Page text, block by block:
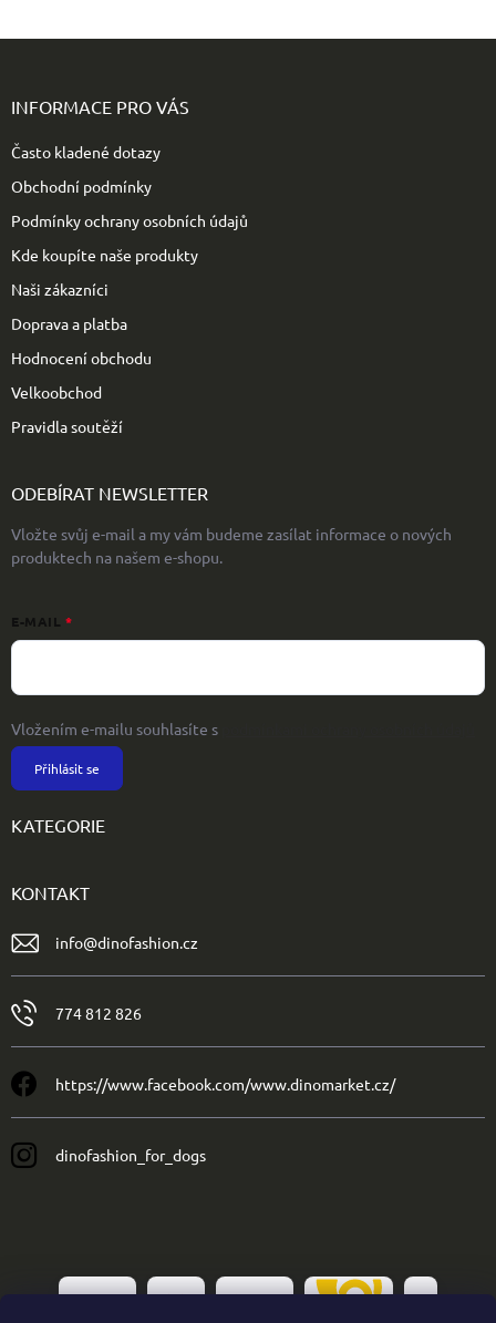
INFORMACE PRO VÁS
Často kladené dotazy
Obchodní podmínky
Podmínky ochrany osobních údajů
Kde koupíte naše produkty
Naši zákazníci
Doprava a platba
Hodnocení obchodu
Velkoobchod
Pravidla soutěží
ODEBÍRAT NEWSLETTER
Vložte svůj e-mail a my vám budeme zasílat informace o nových
produktech na našem e-shopu.
E-MAIL
Vložením e-mailu souhlasíte s
Přihlásit se
KATEGORIE
KONTAKT
info@dinofashion.cz
774 812 826
https://www.facebook.com/www.dinomarket.cz/
dinofashion_for_dogs